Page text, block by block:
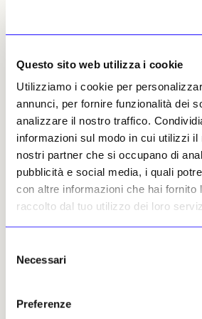
Questo sito web utilizza i cookie
Utilizziamo i cookie per
annunci, per fornire funzionalità dei
analizzare il nostro traffico.
informazioni sul modo in cui utilizzi il
nostri partner che si occupano di
pubblicità e social media, i quali
con altre informazioni che hai fornito
raccolto dal tuo utilizzo dei loro
delNecessari
Preferenze
Cecilia Paccagnella
Altri articoli dell'autore
La